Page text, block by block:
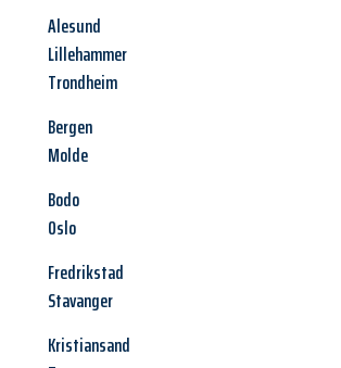
Alesund
Lillehammer
Trondheim
Bergen
Molde
Bodo
Oslo
Fredrikstad
Stavanger
Kristiansand